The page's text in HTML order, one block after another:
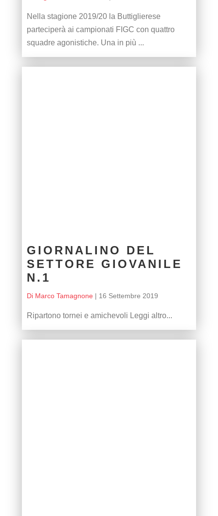
Nella stagione 2019/20 la Buttiglierese
parteciperà ai campionati FIGC con quattro
squadre agonistiche. Una in più ...
GIORNALINO DEL
SETTORE GIOVANILE
N.1
Di Marco Tamagnone| 16 Settembre 2019
Ripartono tornei e amichevoli Leggi altro...